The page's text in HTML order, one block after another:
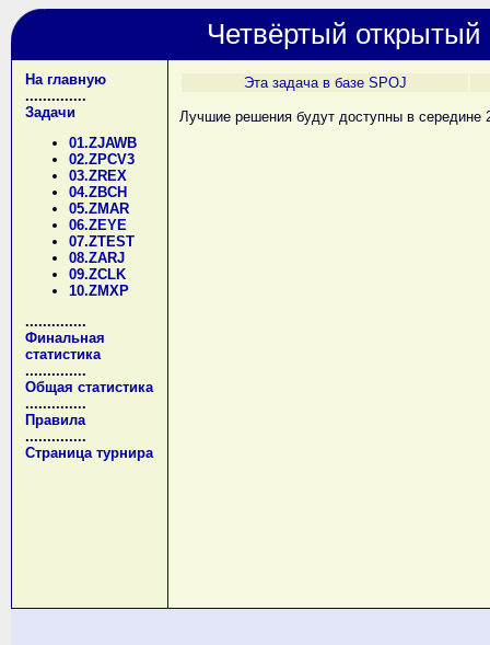
Четвёртый открытый
На главную
..............
Задачи
01.ZJAWB
02.ZPCV3
03.ZREX
04.ZBCH
05.ZMAR
06.ZEYE
07.ZTEST
08.ZARJ
09.ZCLK
10.ZMXP
..............
Финальная
статистика
..............
Общая статистика
..............
Правила
..............
Страница турнира
Эта задача в базе SPOJ
Лучшие решения будут доступны в середине